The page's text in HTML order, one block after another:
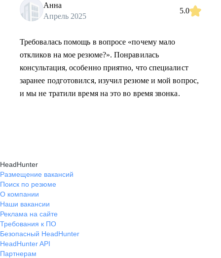
Анна
Апрель 2025
5.0
Требовалась помощь в вопросе «почему мало
откликов на мое резюме?». Понравилась
консультация, особенно приятно, что специалист
заранее подготовился, изучил резюме и мой вопрос,
и мы не тратили время на это во время звонка.
HeadHunter
Размещение вакансий
Поиск по резюме
О компании
Наши вакансии
Реклама на сайте
Требования к ПО
Безопасный HeadHunter
HeadHunter API
Партнерам